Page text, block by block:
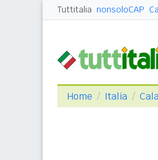
Tuttitalia nonsoloCAP
Home Italia